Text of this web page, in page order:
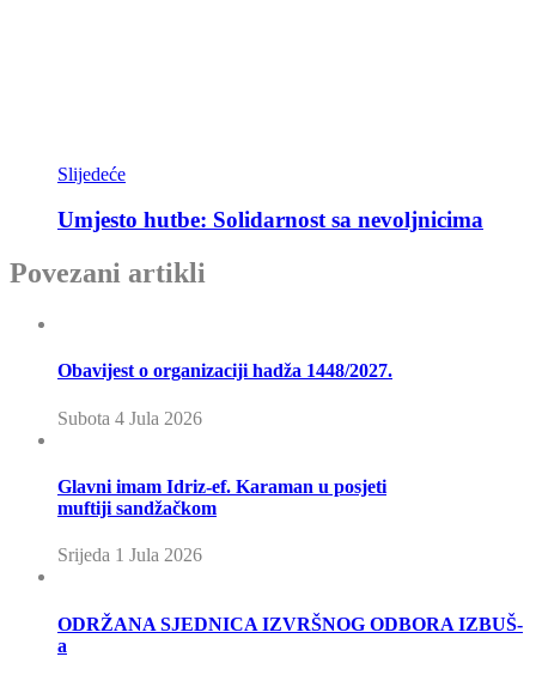
Slijedeće
Umjesto hutbe: Solidarnost sa nevoljnicima
Povezani artikli
Obavijest o organizaciji hadža 1448/2027.
Subota 4 Jula 2026
Glavni imam Idriz-ef. Karaman u posjeti
muftiji sandžačkom
Srijeda 1 Jula 2026
ODRŽANA SJEDNICA IZVRŠNOG ODBORA IZBUŠ-
a